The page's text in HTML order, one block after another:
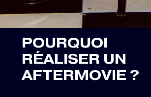
POURQUOI
RÉALISER UN
AFTERMOVIE ?